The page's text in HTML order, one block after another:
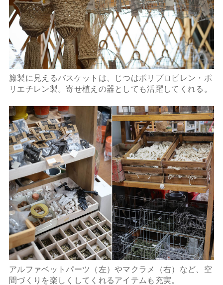
籐製に見えるバスケットは、じつはポリプロピレン・ポ
リエチレン製。寄せ植えの器としても活躍してくれる。
アルファベットパーツ（左）やマクラメ（右）など、空
間づくりを楽しくしてくれるアイテムも充実。